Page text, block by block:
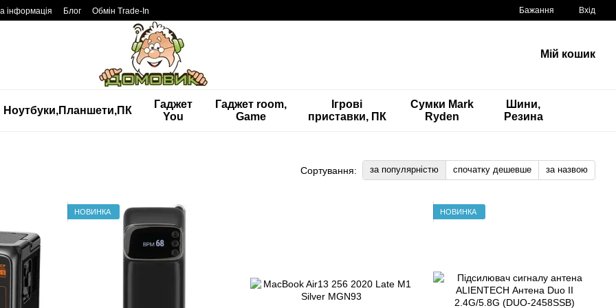
інформація Блог Обмін Trade-In Бажання Вхід
Мій кошик
Ноутбуки,Планшети,ПК
Гаджет
You
Гаджет room,
Game
Ігрові
приставки, ПК
Сумки Mark
Ryden
Шини,
Резина
Сортування: за популярністю спочатку дешевше за назвою
НОВИНКА НОВИНКА